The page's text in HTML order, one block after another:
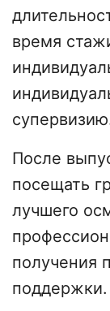
время
После
посещать
лучшего
получения
поддержки.